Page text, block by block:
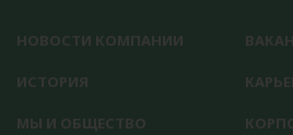
НОВОСТИ КОМПАНИИ
ИСТОРИЯ
МЫ И ОБЩЕСТВО